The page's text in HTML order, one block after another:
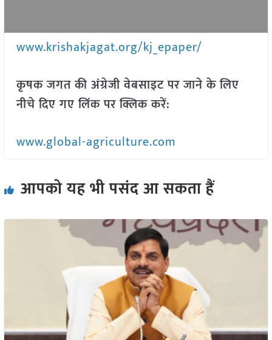
www.krishakjagat.org/kj_epaper/
कृषक जगत की अंग्रेजी वेबसाइट पर जाने के लिए
नीचे दिए गए लिंक पर क्लिक करें:
www.global-agriculture.com
आपको यह भी पसंद आ सकता हैं